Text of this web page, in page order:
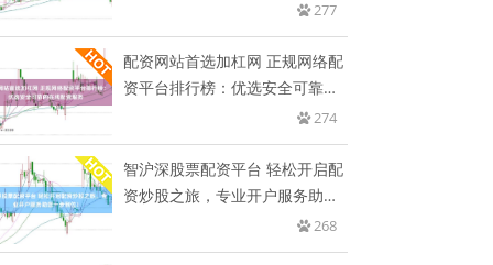
277
配资网站首选加杠网 正规网络配
资平台排行榜：优选安全可靠的
274
智沪深股票配资平台 轻松开启配
资炒股之旅，专业开户服务助您
268